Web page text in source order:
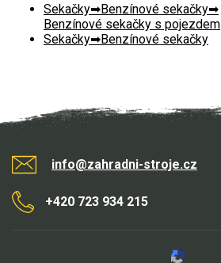
Nůžky na živý plot
Štěpkovače a drtiče
Elektrické skútry
Elektrické tříkolky
Sekačky
Benzínové sekačky
Benzínové sekačky s pojezdem
Sekačky
Benzínové sekačky
info@zahradni-stroje.cz
+420 723 934 215